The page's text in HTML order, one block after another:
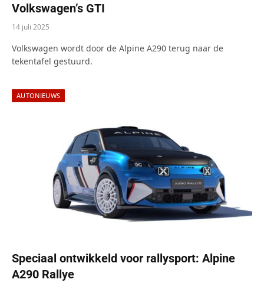
Volkswagen’s GTI
14 juli 2025
Volkswagen wordt door de Alpine A290 terug naar de
tekentafel gestuurd.
AUTONIEUWS
Speciaal ontwikkeld voor rallysport: Alpine
A290 Rallye